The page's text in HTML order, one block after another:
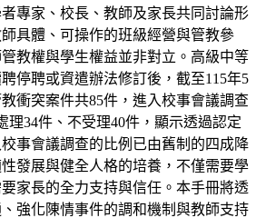
專家、校長、教師及家長共同討論形
具體、可操作的班級經營與管教參
教權與學生權益並非對立。高級中等
停聘或資遣辦法修訂後，截至115年5
衝突案件共85件，進入校事會議調查
理34件、不受理40件，顯示透過認定
事會議調查的比例已由舊制的四成降
發展與健全人格的培養，不僅需要學
家長的全力支持與信任。本手冊將透
強化陳情事件的調和機制與教師支持